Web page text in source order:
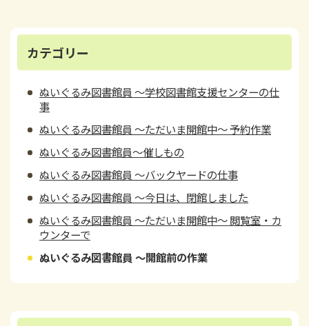
カテゴリー
ぬいぐるみ図書館員 ～学校図書館支援センターの仕
事
ぬいぐるみ図書館員 ～ただいま開館中～ 予約作業
ぬいぐるみ図書館員～催しもの
ぬいぐるみ図書館員 ～バックヤードの仕事
ぬいぐるみ図書館員 ～今日は、閉館しました
ぬいぐるみ図書館員 ～ただいま開館中～ 閲覧室・カ
ウンターで
ぬいぐるみ図書館員 ～開館前の作業